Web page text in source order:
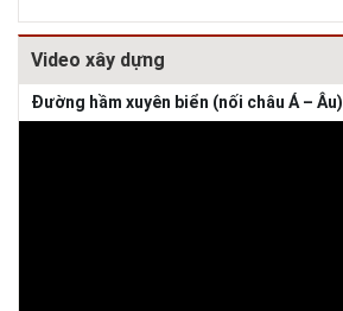
Video xây dựng
Đường hầm xuyên biển (nối châu Á – Âu)